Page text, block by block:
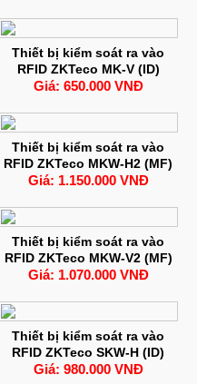
Thiết bị kiểm soát ra vào
RFID ZKTeco MK-V (ID)
Giá: 650.000 VNĐ
Thiết bị kiểm soát ra vào
RFID ZKTeco MKW-H2 (MF)
Giá: 1.150.000 VNĐ
Thiết bị kiểm soát ra vào
RFID ZKTeco MKW-V2 (MF)
Giá: 1.070.000 VNĐ
Thiết bị kiểm soát ra vào
RFID ZKTeco SKW-H (ID)
Giá: 980.000 VNĐ